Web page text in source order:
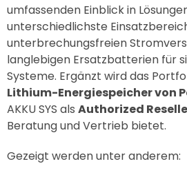
umfassenden Einblick in
unterschiedlichste
unterbrechungsfreien
langlebigen Ersatzbatterien für
Systeme. Ergänzt wird das
Lithium-Energiespeicher von
AKKU SYS als Authorized
Beratung und Vertrieb bietet.
Gezeigt werden unter anderem: